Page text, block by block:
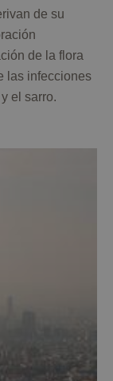
de su
de la flora
las infecciones
el sarro.